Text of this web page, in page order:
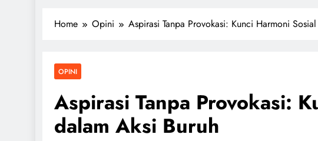
Home Opini Aspirasi Tanpa Provokasi: Kunci Harmoni
OPINI
Aspirasi Tanpa Provokasi:
dalam Aksi Buruh